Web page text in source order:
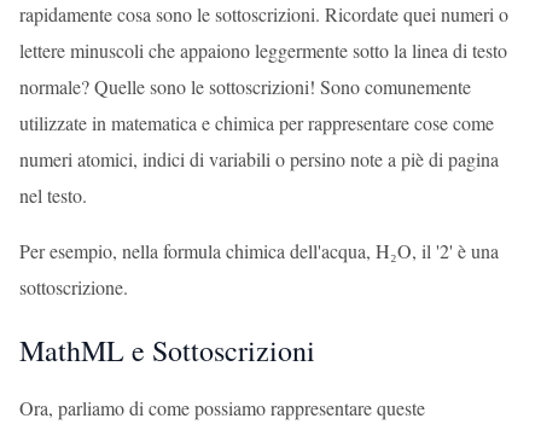
rapidamente cosa sono le sottoscrizioni. Ricordate quei numeri o
lettere minuscoli che appaiono leggermente sotto la linea di testo
normale? Quelle sono le sottoscrizioni! Sono comunemente
utilizzate in matematica e chimica per rappresentare cose come
numeri atomici, indici di variabili o persino note a piè di pagina
nel testo.
Per esempio, nella formula chimica dell'acqua, H₂O, il '2' è una
sottoscrizione.
MathML e Sottoscrizioni
Ora, parliamo di come possiamo rappresentare queste